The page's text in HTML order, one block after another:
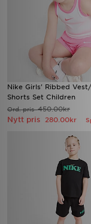
Nike Girls' Ribbed
Shorts Set Children
Ord. pris450.00kr
Nytt pris 280.00kr